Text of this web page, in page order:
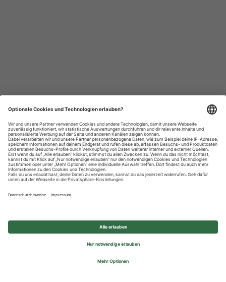
Datenschutzhinweise
Impressum
Privatsphäre-Einstellungen
© 2026 REWE Group - All rights reserved